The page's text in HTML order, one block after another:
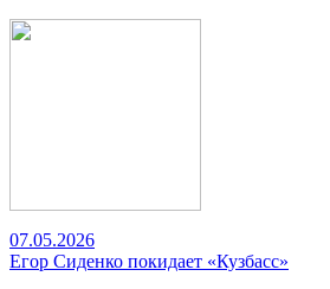
07.05.2026
Егор Сиденко покидает «Кузбасс»